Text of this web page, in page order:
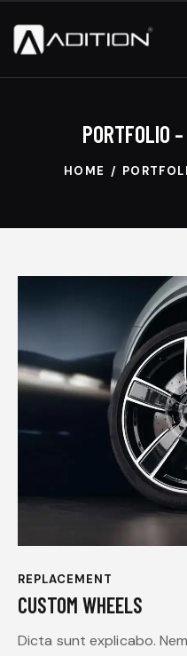
PORTFOLIO
HOME
REPLACEMENT
CUSTOM WHEELS
Dicta sunt explicabo.